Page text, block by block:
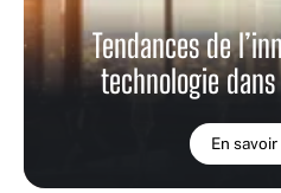
Tendances de
technologie
En